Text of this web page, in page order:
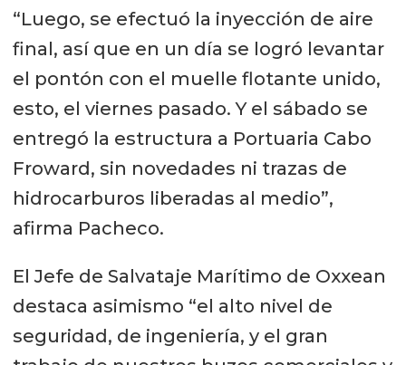
“Luego, se efectuó la inyección de aire
final, así que en un día se logró levantar
el pontón con el muelle flotante unido,
esto, el viernes pasado. Y el sábado se
entregó la estructura a Portuaria Cabo
Froward, sin novedades ni trazas de
hidrocarburos liberadas al medio”,
afirma Pacheco.
El Jefe de Salvataje Marítimo de Oxxean
destaca asimismo “el alto nivel de
seguridad, de ingeniería, y el gran